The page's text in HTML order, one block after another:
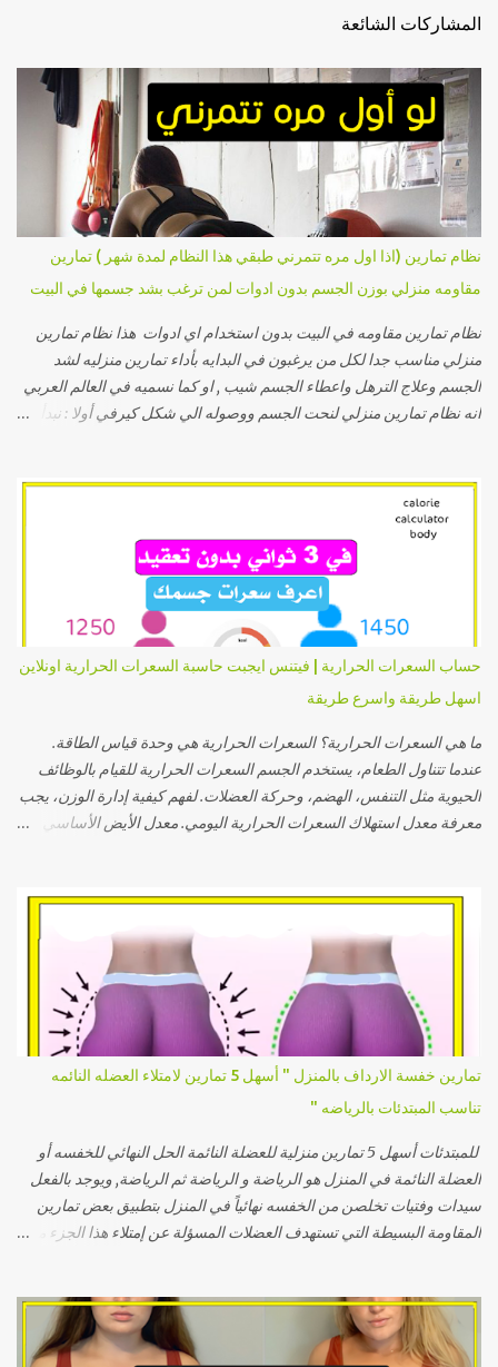
ي
ق
ا
ت
المشاركات الشائعة
نظام تمارين (اذا اول مره تتمرني طبقي هذا النظام لمدة شهر ) تمارين
مقاومه منزلي بوزن الجسم بدون ادوات لمن ترغب بشد جسمها في البيت
نظام تمارين مقاومه في البيت بدون استخدام اي ادوات هذا نظام تمارين
منزلي مناسب جدا لكل من يرغبون في البدايه بأداء تمارين منزليه لشد
الجسم وعلاج الترهل واعطاء الجسم شيب , او كما نسميه في العالم العربي
انه نظام تمارين منزلي لنحت الجسم ووصوله الي شكل كيرفي أولا : نبدأ
عضلاتك اكثر مرونه وبالتالي تصبحي اقل عرضه للإصابات طبقي هذه
الاستريتشات لمدة تتراوح بين ثلاثة و خمسة دقائق بحيث تكون لكل تمرين
او وضع مالا يقل عن ثلاثين ثانيه وتكون العضله في وضع مشدود كما
تشاهدين في الصور التاليه وإا كانت صعبه عليكي ف بعد الصور مقطع فيديو
قصير لكي تشاهدي وتقومي بالتطبيق عمليا بسهوله إذا كان الأمر صعب
تطبيقه من الصور فشاهدي هذا الفيديو وقومي بالتطبيق كما تشاهدين
ان كان نظام تمارين خاص بالتمرين في النادي او صالة الجيم فقومي دائما
بالإحماء كما ستشاهدي في الدقا...
حساب السعرات الحرارية | فيتنس ايجبت حاسبة السعرات الحرارية اونلاين
اسهل طريقة واسرع طريقة
ما هي السعرات الحرارية؟ السعرات الحرارية هي وحدة قياس الطاقة.
عندما تتناول الطعام، يستخدم الجسم السعرات الحرارية للقيام بالوظائف
الحيوية مثل التنفس، الهضم، وحركة العضلات. لفهم كيفية إدارة الوزن، يجب
معرفة معدل استهلاك السعرات الحرارية اليومي. معدل الأيض الأساسي
يتم حسابه باستخدام معادلات علمية تأخذ في الاعتبار العمر، الطول، الوزن،
(سم) - 5 × العمر (بالسنوات) - 161 كيفية حساب الاحتياج اليومي من
السعرات الحرارية: بمجرد حساب معدل الأيض الأساسي، يُضرب في معامل
النشاط البدني لتحديد إجمالي الاحتياج اليومي: نشاط خفيف (عمل مكتبي):
السعرات ...
تمارين خفسة الارداف بالمنزل " أسهل 5 تمارين لامتلاء العضله النائمه
تناسب المبتدئات بالرياضه "
للمبتدئات أسهل 5 تمارين منزلية للعضلة النائمة الحل النهائي للخفسه أو
العضلة النائمة في المنزل هو الرياضة و الرياضة ثم الرياضة, ويوجد بالفعل
سيدات وفتيات تخلصن من الخفسه نهائياً في المنزل بتطبيق بعض تمارين
المقاومة البسيطة التي تستهدف العضلات المسؤلة عن إمتلاء هذا الجزء من
أشرح في هذا المقال أِسهل خمسة تمارين منزلية للعضلة النائمة بطريقة
الأداء وأهم النصائح الخاصة بالتغذية التي ستساعدك على التخلص من